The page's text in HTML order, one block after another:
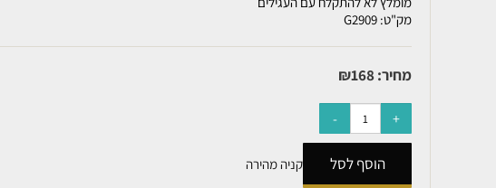
מק"ט: G2909
מחיר: ₪168
הוסף לסל קניה מהירה